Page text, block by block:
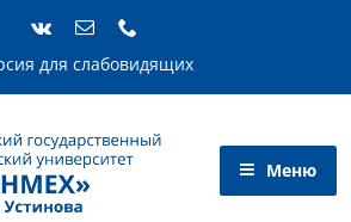
Версия для слабовидящих